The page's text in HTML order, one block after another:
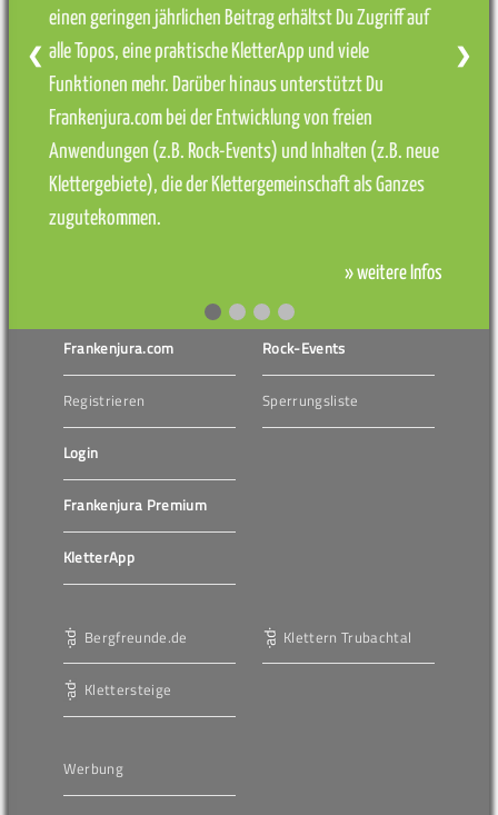
einen geringen jährlichen Beitrag erhältst Du Zugriff auf
alle Topos, eine praktische KletterApp und viele
Funktionen mehr. Darüber hinaus unterstützt Du
Frankenjura.com bei der Entwicklung von freien
Anwendungen (z.B. Rock-Events) und Inhalten (z.B. neue
Klettergebiete), die der Klettergemeinschaft als Ganzes
zugutekommen.
» weitere Infos
❮ ❯
Frankenjura.com
Registrieren
Login
Frankenjura Premium
KletterApp
Rock-Events
Sperrungsliste
Bergfreunde.de
Klettersteige
Klettern Trubachtal
Werbung